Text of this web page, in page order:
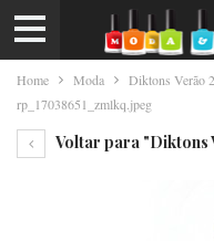
Home Moda
Diktons Verão
rp_17038651_zmlkq.jpeg
Voltar para "Diktons